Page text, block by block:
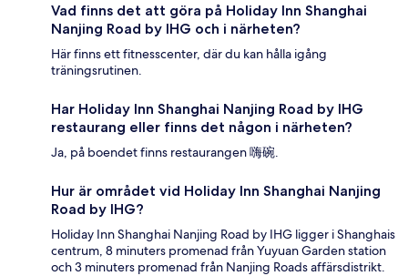
Vad finns det att göra på Holiday Inn Shanghai
Nanjing Road by IHG och i närheten?
Här finns ett fitnesscenter, där du kan hålla igång
träningsrutinen.
Har Holiday Inn Shanghai Nanjing Road by IHG
restaurang eller finns det någon i närheten?
Ja, på boendet finns restaurangen 嗨碗.
Hur är området vid Holiday Inn Shanghai Nanjing
Road by IHG?
Holiday Inn Shanghai Nanjing Road by IHG ligger i Shanghais
centrum, 8 minuters promenad från Yuyuan Garden station
och 3 minuters promenad från Nanjing Roads affärsdistrikt.